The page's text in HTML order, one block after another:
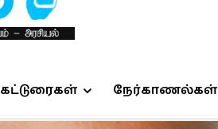
கட்டுரைகள் நேர்காணல்கள்